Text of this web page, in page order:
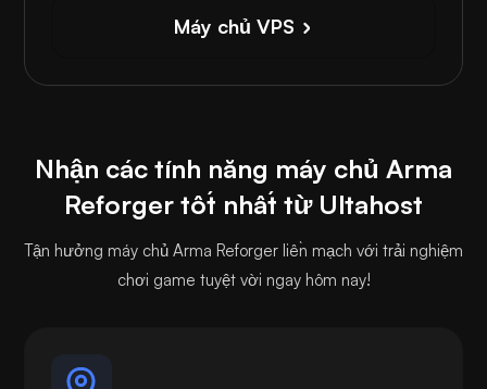
Máy chủ VPS
Nhận các tính năng máy chủ Arma
Reforger tốt nhất từ Ultahost
Tận hưởng máy chủ Arma Reforger liền mạch với trải nghiệm
chơi game tuyệt vời ngay hôm nay!